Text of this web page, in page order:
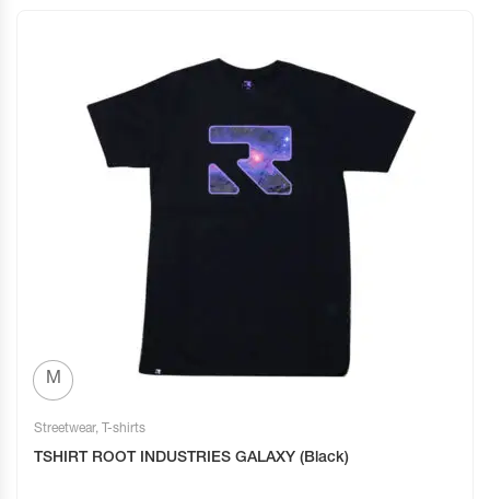
M
Streetwear, T-shirts
TSHIRT ROOT INDUSTRIES GALAXY (Black)